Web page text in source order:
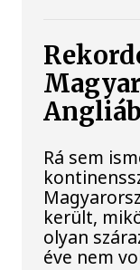
Rá sem
került,
olyan
éve nem